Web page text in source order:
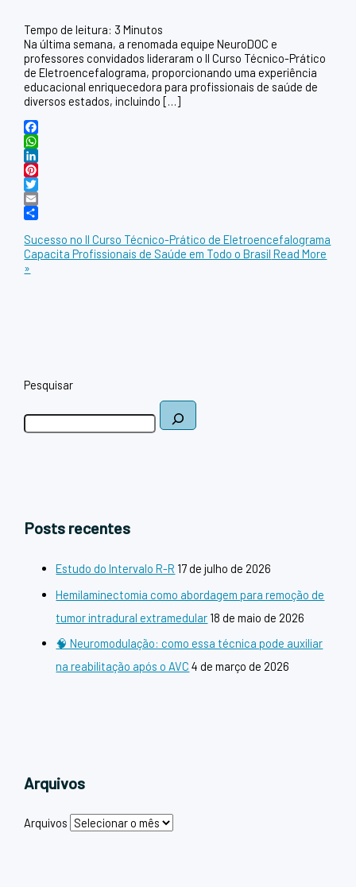
Tempo de leitura: 3 Minutos
Na última semana, a renomada equipe NeuroDOC e
professores convidados lideraram o II Curso Técnico-Prático
de Eletroencefalograma, proporcionando uma experiência
educacional enriquecedora para profissionais de saúde de
diversos estados, incluindo […]
Facebook
WhatsApp
LinkedIn
Pinterest
Twitter
Email
Sucesso no II Curso Técnico-Prático de Eletroencefalograma
Capacita Profissionais de Saúde em Todo o Brasil Read More
»
Pesquisar
Posts recentes
Estudo do Intervalo R-R 17 de julho de 2026
Hemilaminectomia como abordagem para remoção de
tumor intradural extramedular 18 de maio de 2026
🧠 Neuromodulação: como essa técnica pode auxiliar
na reabilitação após o AVC 4 de março de 2026
Arquivos
Arquivos